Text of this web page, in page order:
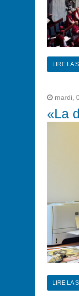
LIRE LA
mardi,
«La
LIRE LA